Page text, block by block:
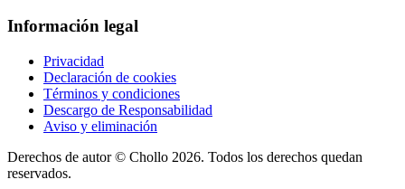
Información legal
Privacidad
Declaración de cookies
Términos y condiciones
Descargo de Responsabilidad
Aviso y eliminación
Derechos de autor © Chollo 2026. Todos los derechos quedan
reservados.